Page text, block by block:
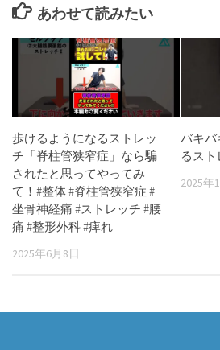
あわせて読みたい
歩けるようになるストレッ
チ「脊柱管狭窄症」なら騙
されたと思ってやってみ
て！#整体 #脊柱管狭窄症 #
坐骨神経痛 #ストレッチ #腰
痛 #整形外科 #痺れ
2025年6月8日
バキバ
るス
2025年